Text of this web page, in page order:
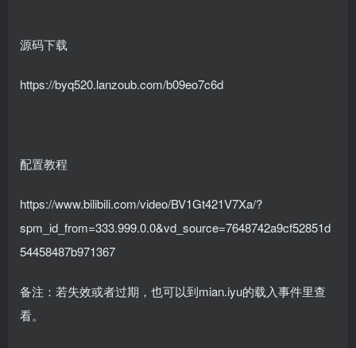
源码下载
https://byq520.lanzoub.com/b09eo7c6d
配置教程
https://www.bilibili.com/video/BV1Gt421V7Xa/?
spm_id_from=333.999.0.0&vd_source=7648742a9cf52851d
54458487b971367
备注：若失效或者过期，也可以到mian.iyu的载入事件里查
看。